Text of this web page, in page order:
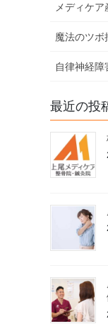
メディケ
魔法のツボ
自律神経障
最近の投